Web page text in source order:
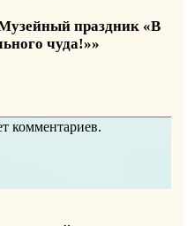
праздник «В
чуда!»»
комментариев.